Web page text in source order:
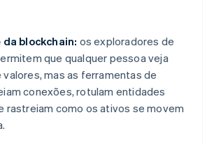
blockchain: os exploradores de
que qualquer pessoa veja
mas as ferramentas de
conexões, rotulam entidades
rastreiam como os ativos se movem